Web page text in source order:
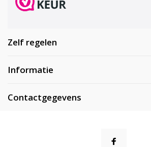
Zelf regelen
Informatie
Contactgegevens